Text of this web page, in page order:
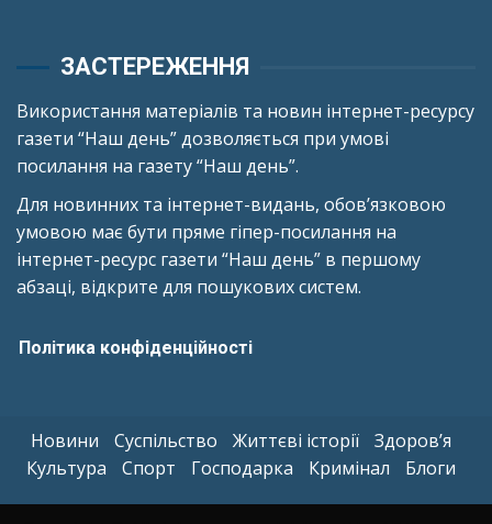
ЗАСТЕРЕЖЕННЯ
Використання матеріалів та новин інтернет-ресурсу
газети “Наш день” дозволяється при умові
посилання на газету “Наш день”.
Для новинних та інтернет-видань, обов’язковою
умовою має бути пряме гіпер-посилання на
інтернет-ресурс газети “Наш день” в першому
абзаці, відкрите для пошукових систем.
Політика конфіденційності
Новини Суспільство Життєві історії
Здоров’я
Культура
Спорт Господарка Кримінал Блоги